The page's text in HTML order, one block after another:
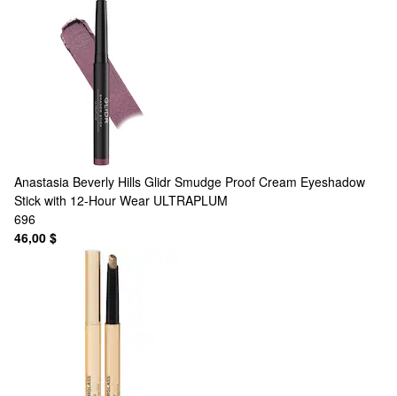
Anastasia Beverly Hills Glidr Smudge Proof Cream Eyeshadow
Stick with 12-Hour Wear ULTRAPLUM
696
46,00 $